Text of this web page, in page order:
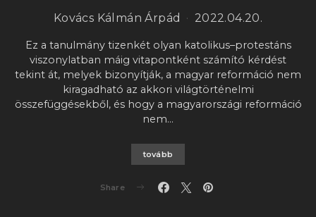
Kovács Kálmán Árpád 2022.04.20.
Ez a tanulmány tizenkét olyan katolikus–protestáns
viszonylatban máig vitapontként számító kérdést
tekint át, melyek bizonyítják, a magyar reformáció nem
kiragadható az akkori világtörténelmi
összefüggésekből, és hogy a magyarországi reformáció
nem…
tovább
Share